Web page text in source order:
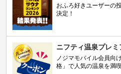
おふろ好きユーザーの
決定！
ニフティ温泉プレ
ノジマモバイル会員
格」で人気の温泉を満